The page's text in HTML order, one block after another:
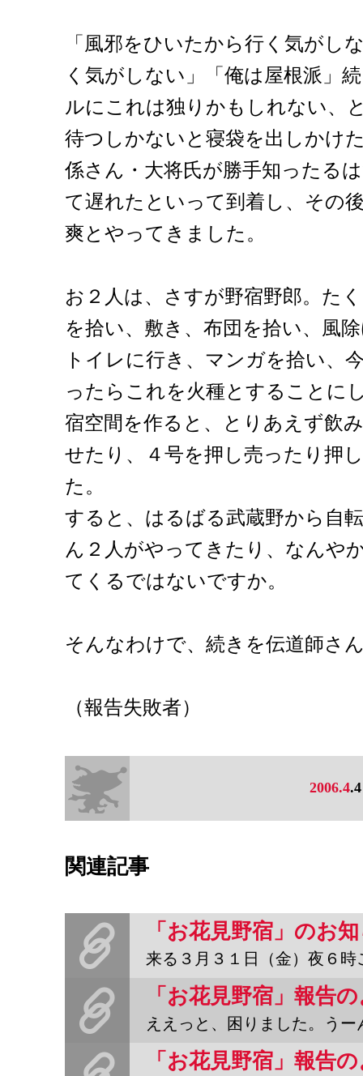
「風邪をひいたから行く気がし
く気がしない」「俺は屋根派」
ルにこれは独りかもしれない、
待つしかないと寝袋を出しかけ
係さん・大将氏が勝手知ったる
て遅れたといって到着し、その
爽とやってきました。
お２人は、さすが野宿野郎。た
を拾い、敷き、布団を拾い、風
トイレに行き、マンガを拾い、
ったらこれを火種とすることに
宿空間を作ると、とりあえず飲
せたり、４号を押し売ったり押
た。
すると、はるばる武蔵野から自
ん２人がやってきたり、なんや
てくるではないですか。
そんなわけで、続きを伝道師さ
（報告失敗者）
2006.4.4
関連記事
「お花見野宿」のお
来る３月３１日（金）夜６時ごろ〜（翌４月１日の適当な時間迄）４
「お花見野宿」報告
ええっと、困りました。うーんと、火は偉大だ。炭ばんざい。バー
「お花見野宿」報告